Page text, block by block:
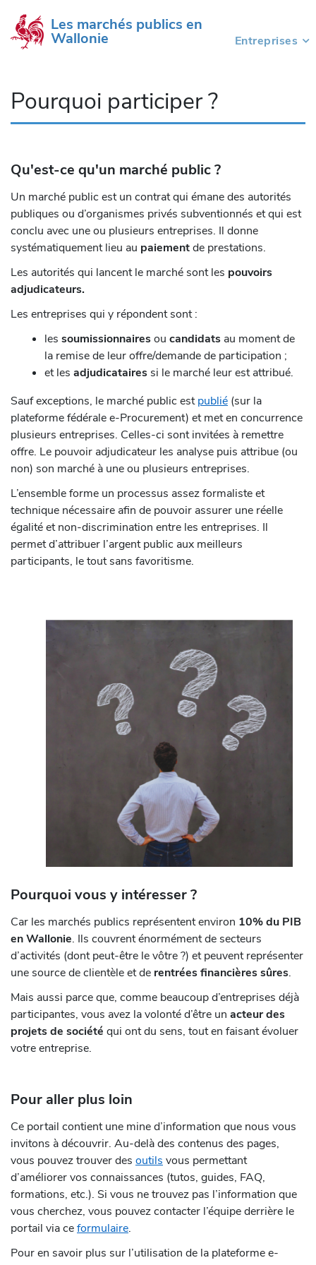
Entreprises
(current)
Les marchés publics en
Wallonie
Pourquoi participer ?
Qu'est-ce qu'un marché public ?
Un marché public est un contrat qui émane des autorités
publiques ou d’organismes privés subventionnés et qui est
conclu avec une ou plusieurs entreprises. Il donne
systématiquement lieu au paiementde prestations.
Les autorités qui lancent le marché sont les pouvoirs
adjudicateurs.
Les entreprises qui y répondent sont :
les soumissionnairesou candidats au moment de
la remise de leur offre/demande de participation ;
et les adjudicataires si le marché leur est attribué.
Sauf exceptions, le marché public estpublié (sur la
plateforme fédérale e-Procurement) et met en concurrence
plusieurs entreprises. Celles-ci sont invitées à remettre
offre. Le pouvoir adjudicateur les analyse puis attribue (ou
non) son marché à une ou plusieurs entreprises.
L’ensemble forme un processus assez formaliste et
technique nécessaire afin de pouvoir assurer une réelle
égalité et non-discrimination entre les entreprises. Il
permet d’attribuer l’argent public aux meilleurs
participants, le tout sans favoritisme.
Pourquoi vous y intéresser ?
Car les marchés publics représentent environ 10% du PIB
en Wallonie. Ils couvrent énormément de secteurs
d’activités (dont peut-être le vôtre ?) et peuvent représenter
une source de clientèle et de rentrées financières sûres.
Mais aussi parce que, comme beaucoup d’entreprises déjà
participantes, vous avez la volonté d’être un acteur des
projets de société qui ont du sens, tout en faisant évoluer
votre entreprise.
Pour aller plus loin
Ce portail contient une mine d’information que nous vous
invitons à découvrir. Au-delà des contenus des pages,
vous pouvez trouver des outils vous permettant
d’améliorer vos connaissances (tutos, guides, FAQ,
formations, etc.). Si vous ne trouvez pas l’information que
vous cherchez, vous pouvez contacter l’équipe derrière le
portail via ceformulaire.
Pour en savoir plus sur l’utilisation de la plateforme e-